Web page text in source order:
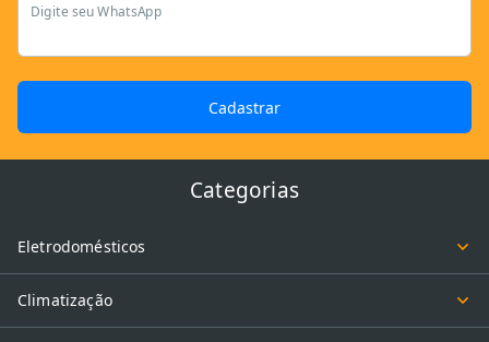
Digite seu WhatsApp
Cadastrar
Categorias
Eletrodomésticos
Climatização